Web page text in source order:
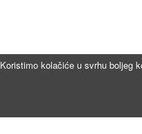
Koristimo kolačiće u svrhu boljeg
Kalkulatori